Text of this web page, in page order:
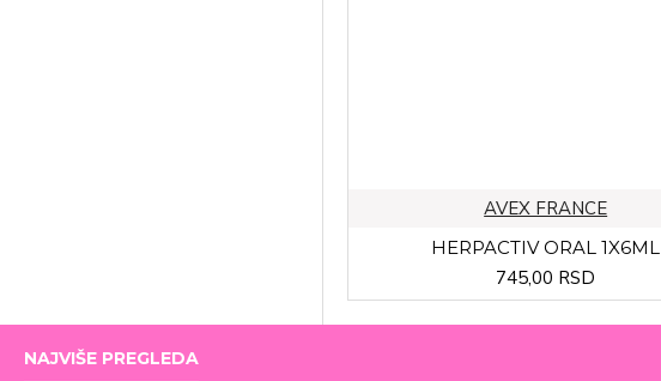
AVEX FRANCE
HERPACTIV ORAL 1X6ML
745,00 RSD
NAJVIŠE PREGLEDA